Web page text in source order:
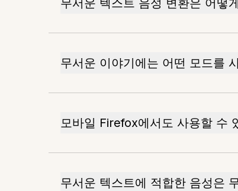
무서운 텍스트 음성 변환은 어떻
무서운 이야기에는 어떤 모드를
모바일 Firefox에서도 사용할 수
무서운 텍스트에 적합한 음성은